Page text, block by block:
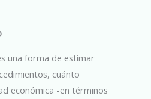
una forma de estimar
cuánto
económica -en términos